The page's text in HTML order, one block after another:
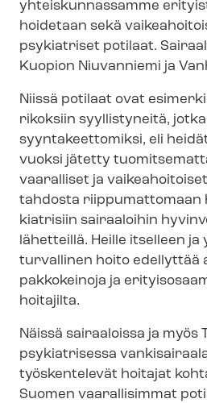
yhteiskunnassamme
hoidetaan sekä
p­sy­kiat­ri­set potilaat.
Kuopion Niuvanniemi ja
Niissä potilaat ovat
rikoksiin syyllistyneitä,
syyntakeettomiksi, eli
vuoksi jätetty
vaaralliset ja
tahdosta riippumattomaan
kiat­ri­siin sairaaloihin
lähetteillä. Heille itselleen
turvallinen hoito edellyttää
pakkokeinoja ja
hoitajilta.
Näissä sairaaloissa ja myös
psykiatrisessa
työskentelevät hoitajat
Suomen vaarallisimmat